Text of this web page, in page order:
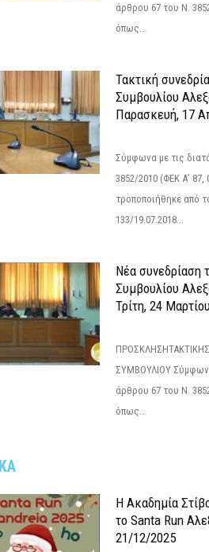
άρθρου 67 του Ν.
όπως...
Τακτική
Συμβουλίου
Παρασκευή, 17
Σύμφωνα με τις
3852/2010 (ΦΕΚ Α’ 87,
τροποποιήθηκε από
133/19.07.2018...
Νέα συνεδρίαση
Συμβουλίου
Τρίτη, 24
ΣΥΜΒΟΥΛΙΟΥ
άρθρου 67 του Ν.
όπως...
Η Ακαδημία
το Santa Run
21/12/2025